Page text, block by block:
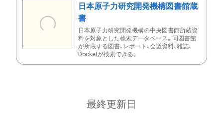
日本原子力研究開発機構図書館蔵
書
日本原子力研究開発機構の中央図書館所蔵資
料を対象とした検索データベース。同図書館
が所蔵する図書、レポート、会議資料、雑誌、
Docketが検索できる。
最終更新日